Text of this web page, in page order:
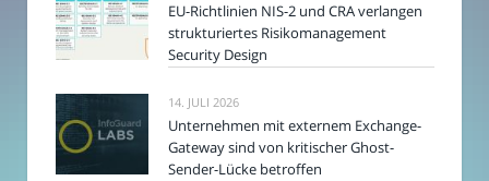
EU-Richtlinien NIS-2 und CRA verlangen
strukturiertes Risikomanagement
Security Design
14. JULI 2026
Unternehmen mit externem Exchange-
Gateway sind von kritischer Ghost-
Sender-Lücke betroffen